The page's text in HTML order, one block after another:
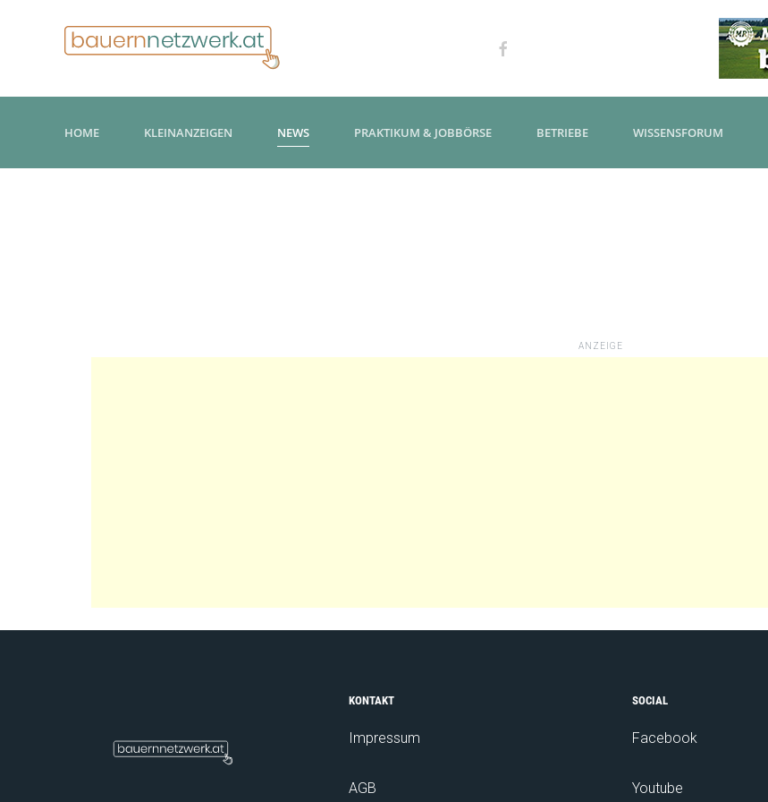
HOME KLEINANZEIGEN NEWS PRAKTIKUM & JOBBÖRSE BETRIEBE WISSENSFORUM
ANZEIGE
KONTAKT
Impressum
AGB
SOCIAL
Facebook
Youtube